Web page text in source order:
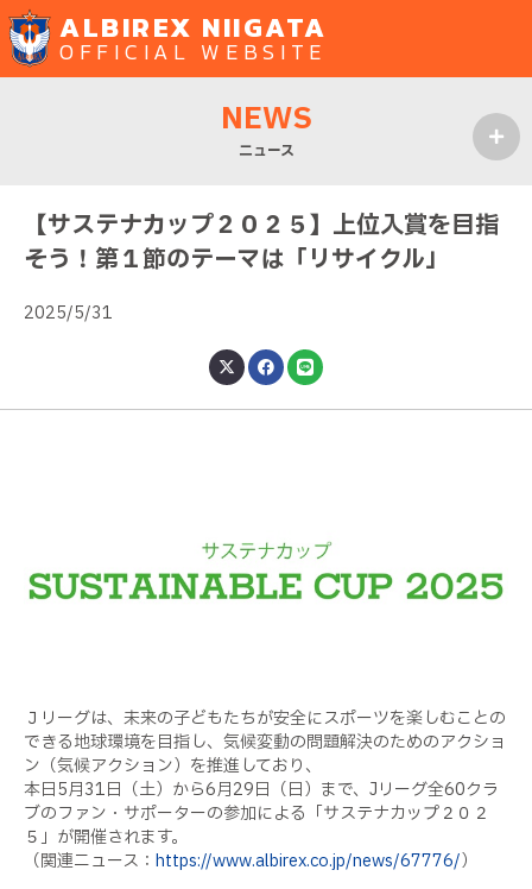
ALBIREX NIIGATA
OFFICIAL WEBSITE
NEWS
ニュース
【サステナカップ２０２５】上位入賞を目指
そう！第１節のテーマは「リサイクル」
2025/5/31
Ｊリーグは、未来の子どもたちが安全にスポーツを楽しむことの
できる地球環境を目指し、気候変動の問題解決のためのアクショ
ン（気候アクション）を推進しており、
本日5月31日（土）から6月29日（日）まで、Jリーグ全60クラ
ブのファン・サポーターの参加による「サステナカップ２０２
５」が開催されます。
（関連ニュース： https://www.albirex.co.jp/news/67776/）